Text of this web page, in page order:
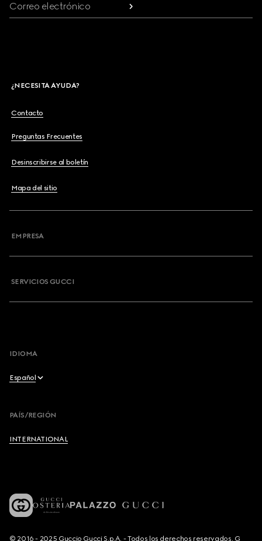
Correo electrónico
¿NECESITA AYUDA?
Contacto
Preguntas Frecuentes
Desinscribirse al boletín
Mapa del sitio
EMPRESA
SERVICIOS GUCCI
IDIOMA
Español
Français
PAÍS/REGIÓN
INTERNATIONAL
© 2016 - 2025 Guccio Gucci S.p.A. - Todos los derechos reservados. G